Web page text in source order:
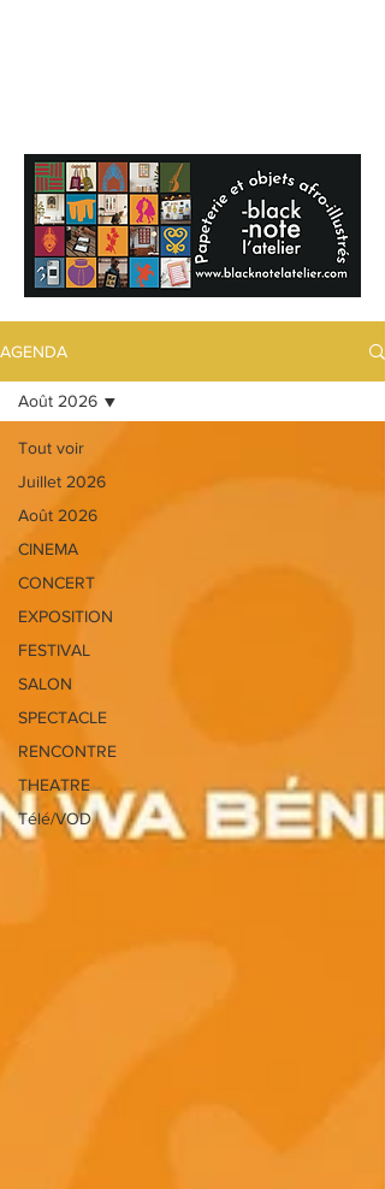
AGENDA
Tout voir
Juillet 2026
Août 2026
CINEMA
CONCERT
EXPOSITION
FESTIVAL
SALON
SPECTACLE
RENCONTRE
THEATRE
Télé/VOD
Août 2026